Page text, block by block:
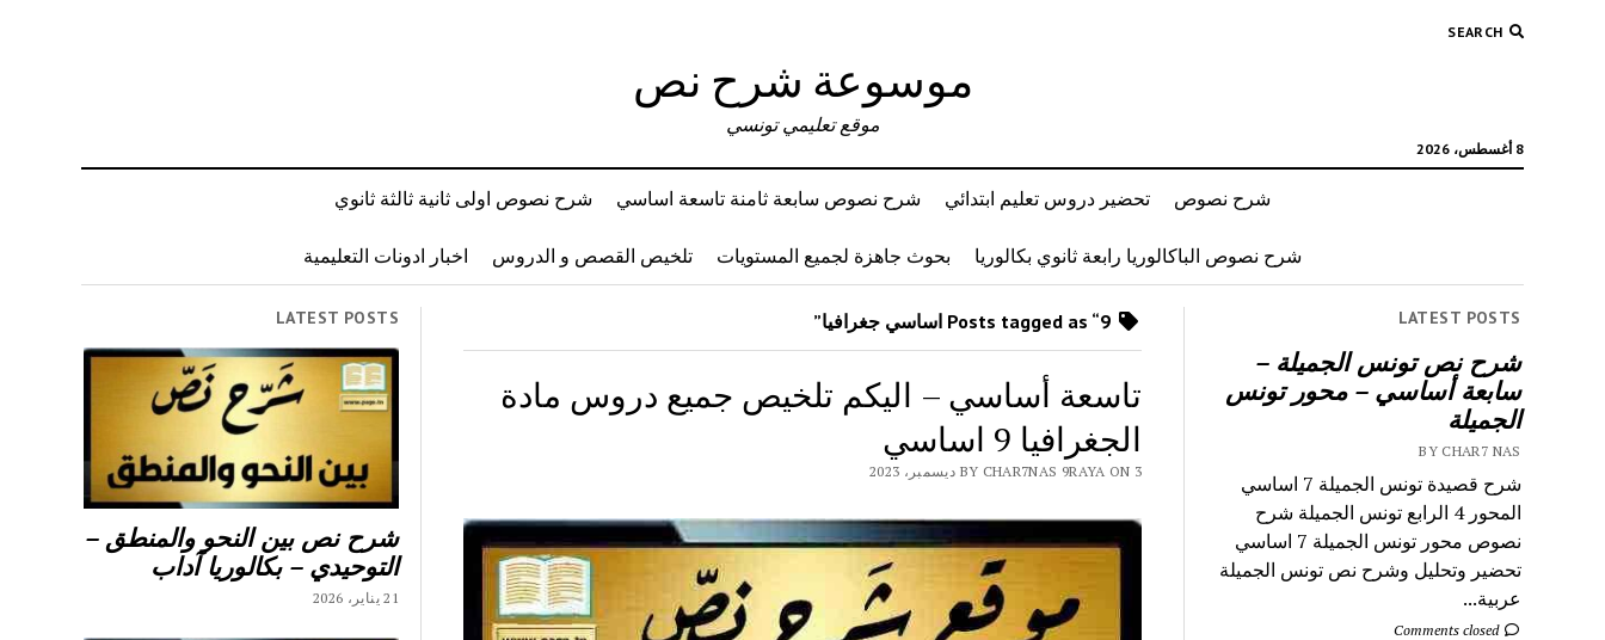
SEARCH
موسوعة شرح نص
8 أغسطس، 2026
موقع تعليمي تونسي
شرح نصوص تحضير دروس تعليم ابتدائي شرح نصوص سابعة ثامنة تاسعة اساسي شرح نصوص اولى ثانية ثالثة ثانوي
شرح نصوص الباكالوريا رابعة ثانوي بكالوريا بحوث جاهزة لجميع المستويات تلخيص القصص و الدروس اخبار ادونات التعليمية
LATEST POSTS
شرح نص تونس الجميلة –
سابعة أساسي – محور تونس
الجميلة
BY CHAR7 NAS
شرح قصيدة تونس الجميلة 7 اساسي
المحور 4 الرابع تونس الجميلة شرح
نصوص محور تونس الجميلة 7 اساسي
تحضير وتحليل وشرح نص تونس الجميلة
عربية...
Comments closed
تاسعة أساسي – اليكم تلخيص جميع دروس مادة
الجغرافيا 9 اساسي
BY CHAR7NAS 9RAYA ON 3 ديسمبر، 2023
LATEST POSTS
شرح نص بين النحو والمنطق –
التوحيدي – بكالوريا آداب
21 يناير، 2026